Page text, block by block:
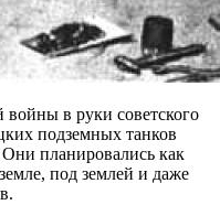
в руки советского
подземных танков
планировались как
под землей и даже